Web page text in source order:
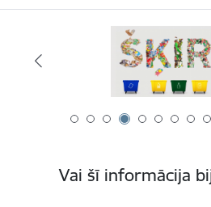
Vai šī informācija